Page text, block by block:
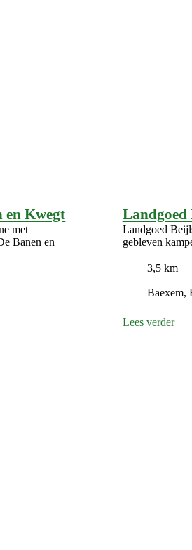
en Kwegt
met
Banen en
Landgoed
Landgoed
gebleven
3,5 km
Baexem,
Lees verder